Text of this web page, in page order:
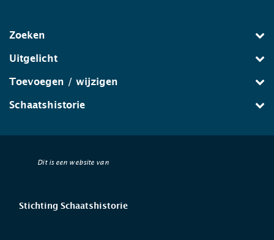
Zoeken
Uitgelicht
Toevoegen / wijzigen
Schaatshistorie
Dit is een website van
Stichting Schaatshistorie